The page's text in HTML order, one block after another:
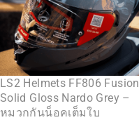
LS2 Helmets FF806 Fusion
Solid Gloss Nardo Grey –
หมวกกันน็อคเต็มใบ